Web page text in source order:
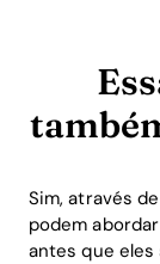
Sim, através
podem
antes que